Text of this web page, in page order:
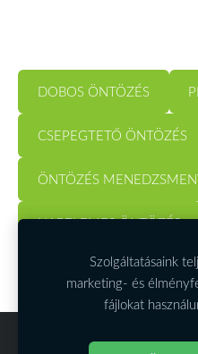
DOBOS ÖNTÖZÉS
CSEPEGTETŐ ÖNTÖZÉS
ÖNTÖZÉS
NAPELEMES ÖNTÖZÉS
Szolgáltatásaink
marketing- és
fájlokat